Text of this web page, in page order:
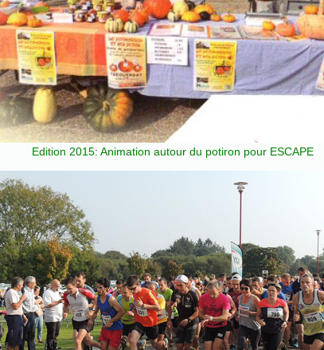
Edition 2015: Animation autour du potiron pour ESCAPE